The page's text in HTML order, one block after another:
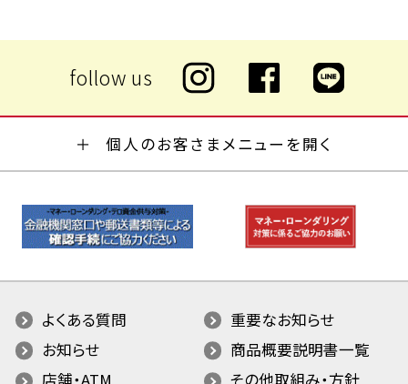
個人のお客さまメニューを開く
よくある質問
重要なお知らせ
お知らせ
商品概要説明書一覧